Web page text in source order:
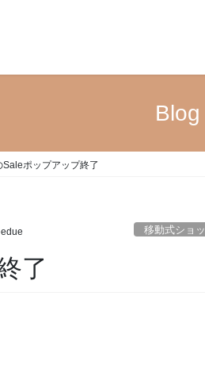
Blog
Saleポップアップ終了
移動式ショ
了